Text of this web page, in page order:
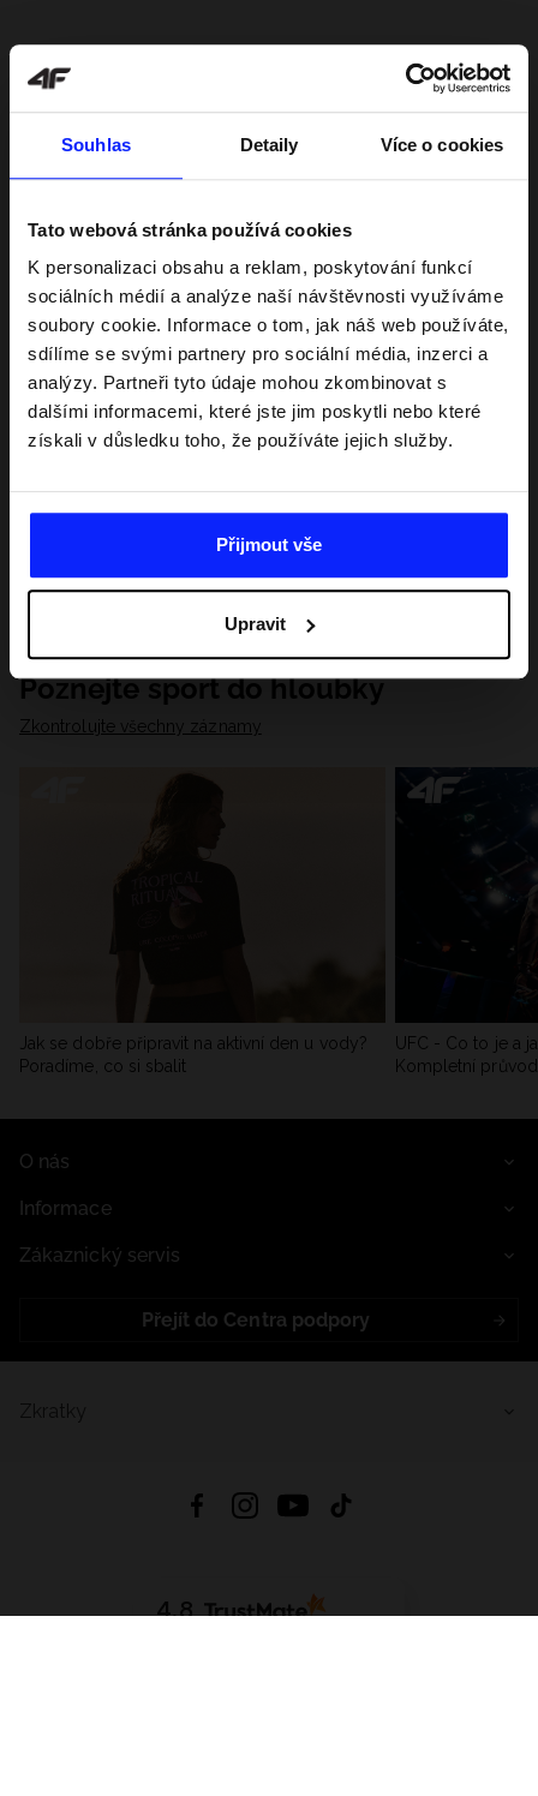
Souhlas Detaily Více o cookies
Tato webová stránka používá cookies
K personalizaci obsahu a reklam, poskytování funkcí
sociálních médií a analýze naší návštěvnosti využíváme
soubory cookie. Informace o tom, jak náš web používáte,
sdílíme se svými partnery pro sociální média, inzerci a
analýzy. Partneři tyto údaje mohou zkombinovat s
dalšími informacemi, které jste jim poskytli nebo které
získali v důsledku toho, že používáte jejich služby.
Přijmout vše
Upravit
Poznejte sport do hloubky
Zkontrolujte všechny záznamy
Jak se dobře připravit na aktivní den u vody?
Poradíme, co si sbalit
UFC - Co to je a
Kompletní
O nás
Informace
Zákaznický servis
Přejít do Centra podpory
4.8